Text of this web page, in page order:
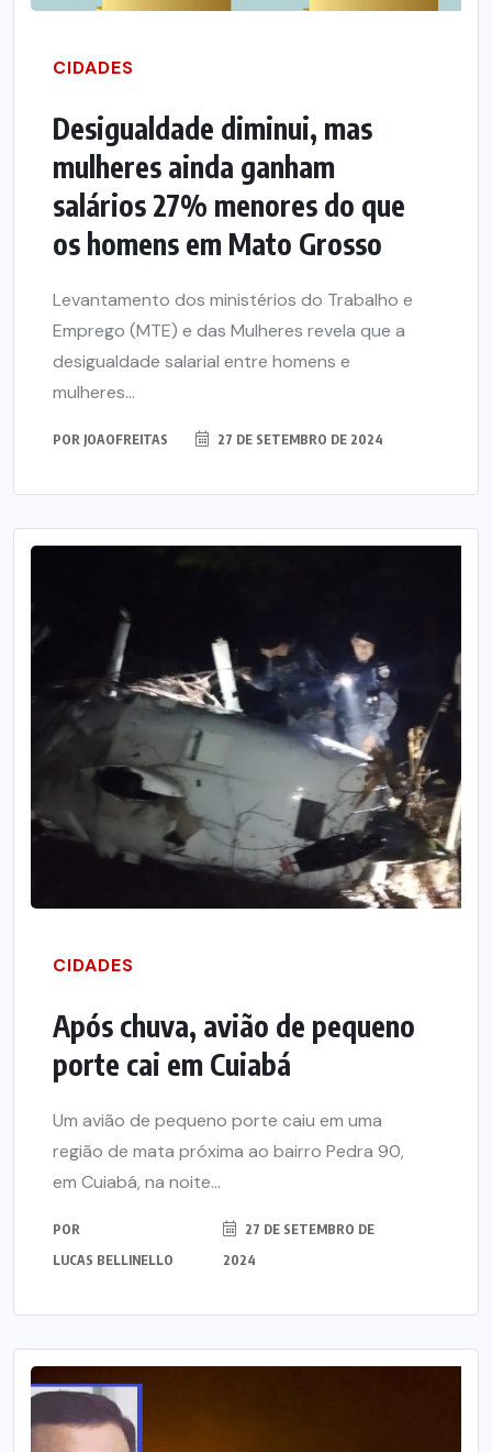
CIDADES
Desigualdade diminui, mas
mulheres ainda ganham
salários 27% menores do que
os homens em Mato Grosso
Levantamento dos ministérios do Trabalho e
Emprego (MTE) e das Mulheres revela que a
desigualdade salarial entre homens e
mulheres...
POR JOAOFREITAS 27 DE SETEMBRO DE 2024
CIDADES
Após chuva, avião de pequeno
porte cai em Cuiabá
Um avião de pequeno porte caiu em uma
região de mata próxima ao bairro Pedra 90,
em Cuiabá, na noite...
POR
LUCAS BELLINELLO
27 DE SETEMBRO DE
2024